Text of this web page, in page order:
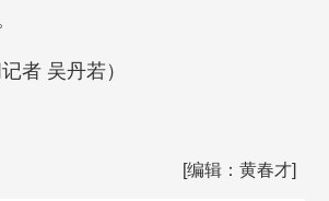
者 吴丹若）
[编辑：黄春才]